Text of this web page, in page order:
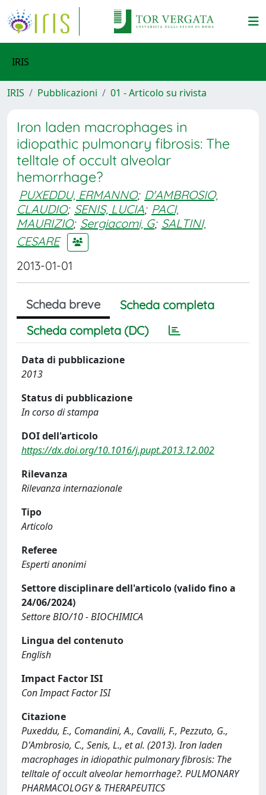
IRIS
IRIS Pubblicazioni 01 - Articolo su rivista
Iron laden macrophages in
idiopathic pulmonary fibrosis: The
telltale of occult alveolar
hemorrhage?
PUXEDDU, ERMANNO; D'AMBROSIO,
CLAUDIO; SENIS, LUCIA; PACI,
MAURIZIO; Sergiacomi, G; SALTINI,
CESARE
2013-01-01
Scheda breve
Scheda completa
Scheda completa (DC)
Data di pubblicazione
2013
Status di pubblicazione
In corso di stampa
DOI dell'articolo
https://dx.doi.org/10.1016/j.pupt.2013.12.002
Rilevanza
Rilevanza internazionale
Tipo
Articolo
Referee
Esperti anonimi
Settore disciplinare dell'articolo (valido fino a
24/06/2024)
Settore BIO/10 - BIOCHIMICA
Lingua del contenuto
English
Impact Factor ISI
Con Impact Factor ISI
Citazione
Puxeddu, E., Comandini, A., Cavalli, F., Pezzuto, G.,
D'Ambrosio, C., Senis, L., et al. (2013). Iron laden
macrophages in idiopathic pulmonary fibrosis: The
telltale of occult alveolar hemorrhage?. PULMONARY
PHARMACOLOGY & THERAPEUTICS